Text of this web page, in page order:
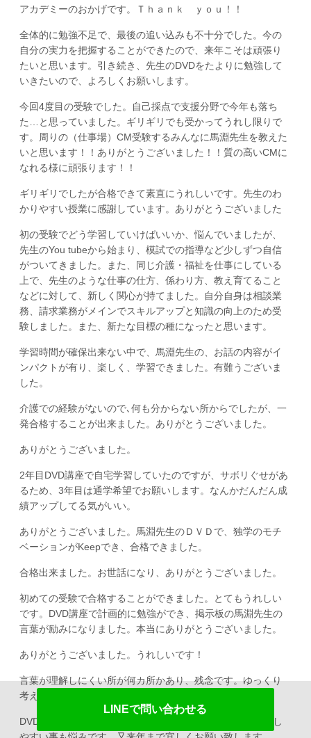
アカデミーのおかげです。Ｔｈａｎｋ ｙｏｕ！！
全体的に勉強不足で、最後の追い込みも不十分でした。今の
自分の実力を把握することができたので、来年こそは頑張り
たいと思います。引き続き、先生のDVDをたよりに勉強して
いきたいので、よろしくお願いします。
今回4度目の受験でした。自己採点で支援分野で今年も落ち
た…と思っていました。ギリギリでも受かってうれし限りで
す。周りの（仕事場）CM受験するみんなに馬淵先生を教えた
いと思います！！ありがとうございました！！質の高いCMに
なれる様に頑張ります！！
ギリギリでしたが合格できて素直にうれしいです。先生のわ
かりやすい授業に感謝しています。ありがとうございました
初の受験でどう学習していけばいいか、悩んでいましたが、
先生のYou tubeから始まり、模試での指導など少しずつ自信
がついてきました。また、同じ介護・福祉を仕事にしている
上で、先生のような仕事の仕方、係わり方、教え育てること
などに対して、新しく関心が持てました。自分自身は相談業
務、請求業務がメインでスキルアップと知識の向上のため受
験しました。また、新たな目標の種になったと思います。
学習時間が確保出来ない中で、馬淵先生の、お話の内容がイ
ンパクトが有り、楽しく、学習できました。有難うございま
した。
介護での経験がないので､何も分からない所からでしたが、一
発合格することが出来ました。ありがとうございました。
ありがとうございました。
2年目DVD講座で自宅学習していたのですが、サボリぐせがあ
るため、3年目は通学希望でお願いします。なんかだんだん成
績アップしてる気がいい。
ありがとうございました。馬淵先生のＤＶＤで、独学のモチ
ベーションがKeepでき、合格できました。
合格出来ました。お世話になり、ありがとうございました。
初めての受験で合格することができました。とてもうれしい
です。DVD講座で計画的に勉強ができ、掲示板の馬淵先生の
言葉が励みになりました。本当にありがとうございました。
ありがとうございました。うれしいです！
言葉が理解しにくい所が何カ所かあり、残念です。ゆっくり
考えれば理解できました。
DVD一生懸命観たのですが、理解不足だと思います。緊張し
LINEで問い合わせる